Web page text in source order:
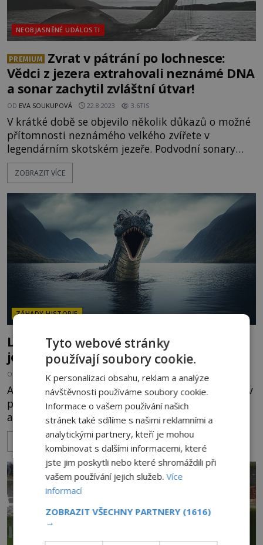
NEOBJASNĚNÉ UDÁLOSTI
PREMIUM
Zvrat v pátrání po lochnesce:
Vědci z jezera extrahovali neznámé DNA
a sonar zachytil zvláštní útvar!
OD EVA SOUKUPOVÁ 22.8.2023 3.6TIS
V krátké době se objevilo několik důkazů o možné
přítomnosti neznámého velkého zvířete v
legendárním skotském jezeře. Podvodní sonary
hned dvakrát zachytily neznámý velký útvar
plovoucí pod hladinou a část DNA ze vzorků
Uplynulý rok byl beze sporu turbulentní a
vyčerpávající, krytpozoologům ovšem přinesl celou
ZOBRAZIT VÍCE
ZÁHADY HISTORIE
Lovec Nessie prý natočil hned dvě
jezerní monstra!
OD EVA SOUKUPOVÁ 17.3.2023
Amatérský lovec Nessie Eoin O'Faodhagain, který v
průběhu let pořídil již několik videí s údajnými
anomáliemi ve vodě, tvrdí, že jeho nejnovější
záběry zachycují dvě jezerní monstra najednou.
Eoin O'Faodhagain 1. března sledoval přenos z
webové kamery, která nepřetržitě snímá hladinu
slavného skotského jezera, když se na obrazovce
objevila tmavá anomálie, jejíž délku badatel
ZOBRAZIT VÍCE
Tyto webové stránky
používají soubory cookie.
K personalizaci obsahu, reklam a analýze
návštěvnosti používáme soubory cookie.
Informace o vašem používání našich
stránek také sdílíme s našimi reklamními a
analytickými partnery, kteří je mohou
kombinovat s dalšími informacemi, které
jste jim poskytli nebo které shromáždili při
vašem používání jejich služeb.Více
informací
ZOBRAZIT VŠECHNY PARTNERY (1616)
→